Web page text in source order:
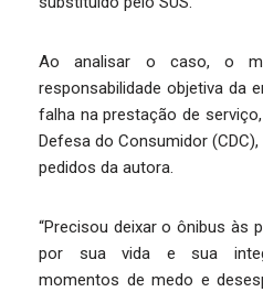
Ao analisar o caso, o
responsabilidade objetiva da
falha na prestação de
Defesa do Consumidor
pedidos da autora.
“Precisou deixar o ônibus às
por sua vida e sua
momentos de medo e